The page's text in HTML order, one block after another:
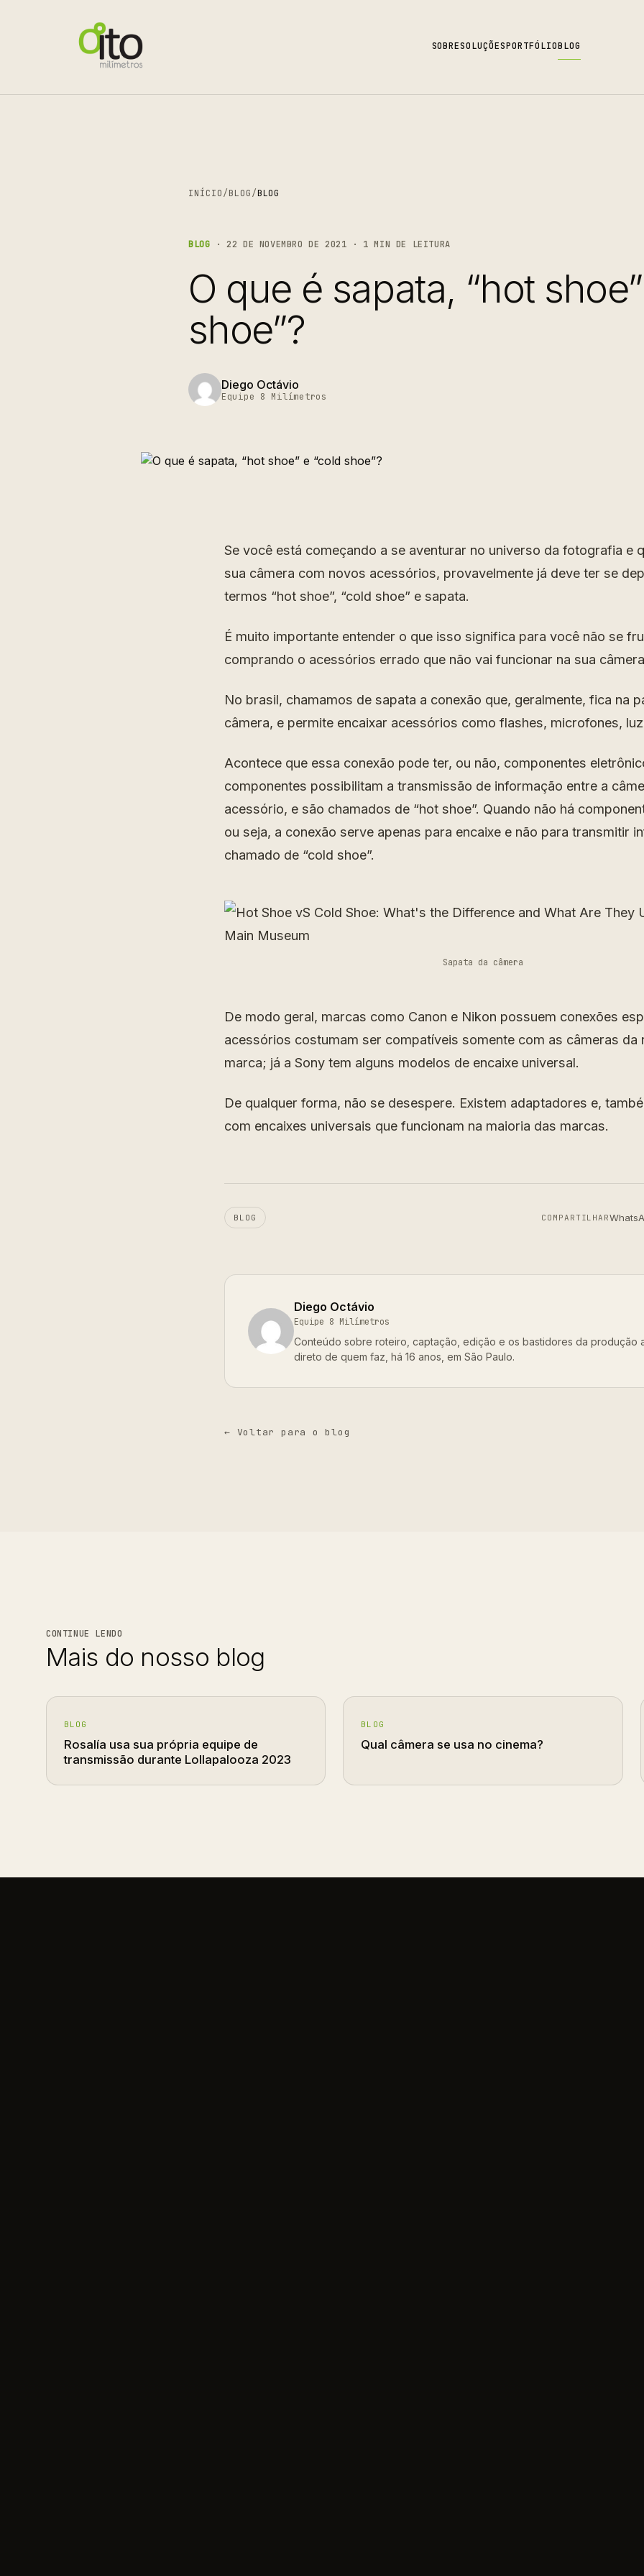
SOBRESOLUÇÕESPORTFÓLIOBLOG
INÍCIO/BLOG/BLOG
BLOG · 22 DE NOVEMBRO DE 2021 · 1 MIN DE LEITURA
O que é sapata, “hot
shoe”?
Diego Octávio
Equipe 8 Milímetros
Se você está começando a se aventurar no universo da fotografia e
sua câmera com novos acessórios, provavelmente já deve ter se
termos “hot shoe”, “cold shoe” e sapata.
É muito importante entender o que isso significa para você não se
comprando o acessórios errado que não vai funcionar na sua
No brasil, chamamos de sapata a conexão que, geralmente, fica na
câmera, e permite encaixar acessórios como flashes, microfones,
Acontece que essa conexão pode ter, ou não, componentes
componentes possibilitam a transmissão de informação entre a
acessório, e são chamados de “hot shoe”. Quando não há
ou seja, a conexão serve apenas para encaixe e não para transmitir
chamado de “cold shoe”.
Sapata da câmera
De modo geral, marcas como Canon e Nikon possuem conexões
acessórios costumam ser compatíveis somente com as câmeras da
marca; já a Sony tem alguns modelos de encaixe universal.
De qualquer forma, não se desespere. Existem adaptadores e,
com encaixes universais que funcionam na maioria das marcas.
BLOG COMPARTILHAR
Diego Octávio
Equipe 8 Milímetros
Conteúdo sobre roteiro, captação, edição e os bastidores da produção
direto de quem faz, há 16 anos, em São Paulo.
← Voltar para o blog
CONTINUE LENDO
Mais do nosso blog
BLOG
Rosalía usa sua própria equipe de
transmissão durante Lollapalooza 2023
BLOG
Qual câmera se usa no cinema?